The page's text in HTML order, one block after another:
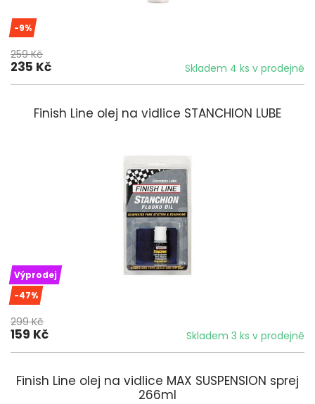
-9%
259 Kč
235 Kč Skladem 4 ks v prodejně
Finish Line olej na vidlice STANCHION LUBE
Výprodej
-47%
299 Kč
159 Kč Skladem 3 ks v prodejně
Finish Line olej na vidlice MAX SUSPENSION sprej
266ml